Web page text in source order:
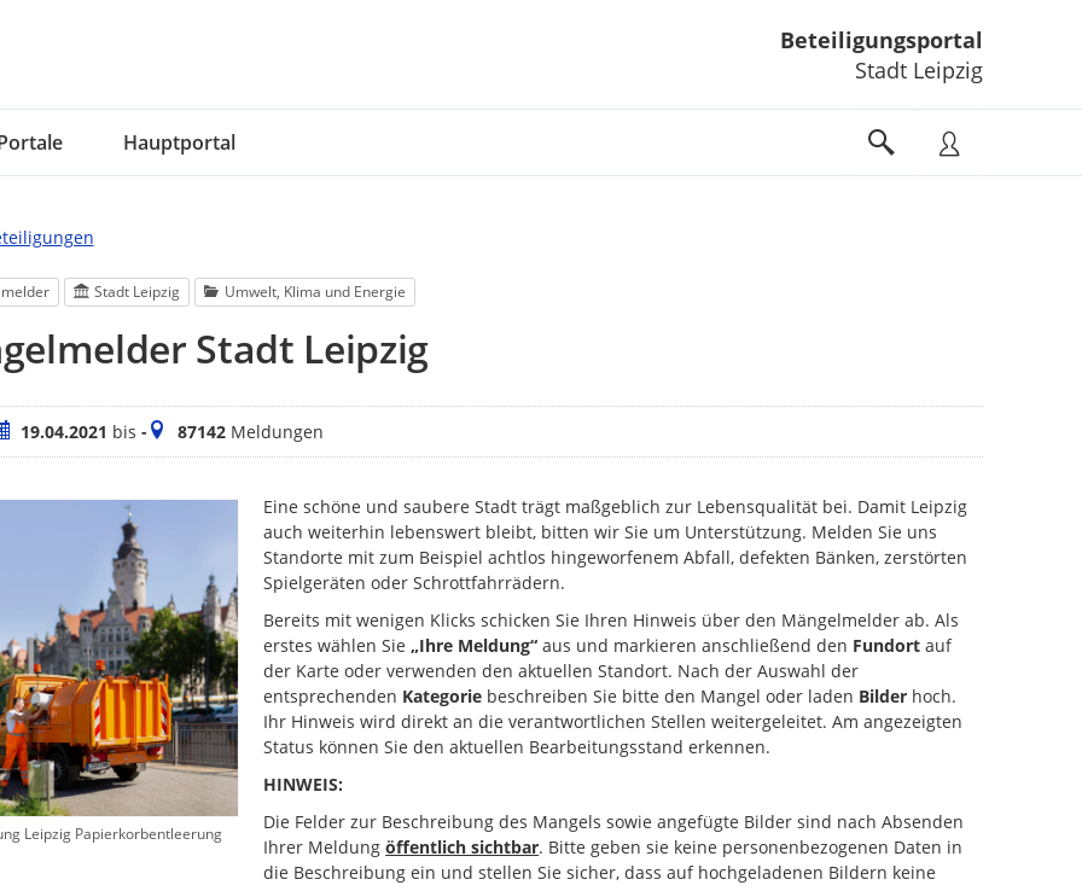
Beteiligungsportal
Stadt Leipzig
Hauptportal
Stadt Leipzig Umwelt, Klima und Energie
Stadt Leipzig
19.04.2021 bis -Meldungen
87142Meldungen
Leipzig Papierkorbentleerung
Eine schöne und saubere Stadt trägt maßgeblich zur Lebensqualität bei. Damit Leipzig
auch weiterhin lebenswert bleibt, bitten wir Sie um Unterstützung. Melden Sie uns
Standorte mit zum Beispiel achtlos hingeworfenem Abfall, defekten Bänken, zerstörten
Spielgeräten oder Schrottfahrrädern.
Bereits mit wenigen Klicks schicken Sie Ihren Hinweis über den Mängelmelder ab. Als
erstes wählen Sie„Ihre Meldung“ aus und markieren anschließend den Fundort auf
der Karte oder verwenden den aktuellen Standort. Nach der Auswahl der
entsprechenden Kategorie beschreiben Sie bitte den Mangel oder laden Bilder hoch.
Ihr Hinweis wird direkt an die verantwortlichen Stellen weitergeleitet. Am angezeigten
Status können Sie den aktuellen Bearbeitungsstand erkennen.
HINWEIS:
Die Felder zur Beschreibung des Mangels sowie angefügte Bilder sind nach Absenden
Ihrer Meldungöffentlich sichtbar. Bitte geben sie keine personenbezogenen Daten in
die Beschreibung ein und stellen Sie sicher, dass auf hochgeladenen Bildern keine